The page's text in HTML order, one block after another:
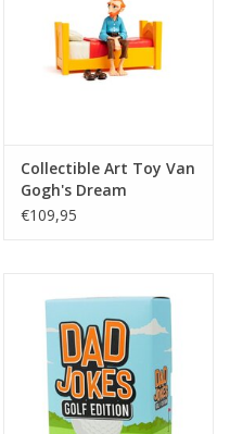
Collectible Art Toy Van
Gogh's Dream
€109,95